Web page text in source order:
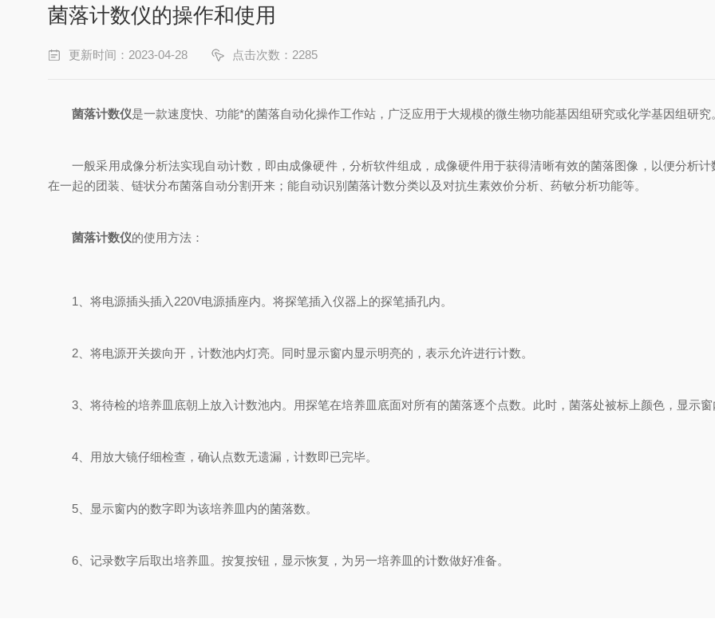
菌落计数仪的操作和使用
更新时间：2023-04-28 点击次数：2285
菌落计数仪是一款速度快、功能*的菌落自动化操作工作站，广泛应用于大规模的微生物功能基因组研究或化学基因组研究
一般采用成像分析法实现自动计数，即由成像硬件，分析软件组成，成像硬件用于获得清晰有效的菌落图像，以便分析
在一起的团装、链状分布菌落自动分割开来；能自动识别菌落计数分类以及对抗生素效价分析、药敏分析功能等。
菌落计数仪的使用方法：
1、将电源插头插入220V电源插座内。将探笔插入仪器上的探笔插孔内。
2、将电源开关拨向开，计数池内灯亮。同时显示窗内显示明亮的，表示允许进行计数。
3、将待检的培养皿底朝上放入计数池内。用探笔在培养皿底面对所有的菌落逐个点数。此时，菌落处被标上颜色，显示窗
4、用放大镜仔细检查，确认点数无遗漏，计数即已完毕。
5、显示窗内的数字即为该培养皿内的菌落数。
6、记录数字后取出培养皿。按复按钮，显示恢复，为另一培养皿的计数做好准备。